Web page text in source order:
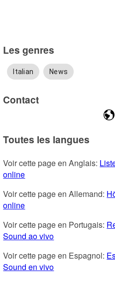
Les genres
Italian News
Contact
Toutes les langues
Voir cette page en Anglais:
online
Voir cette page en Allemand:
online
Voir cette page en Portugais:
Sound ao vivo
Voir cette page en Espagnol:
Sound en vivo